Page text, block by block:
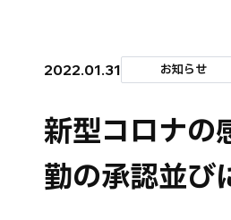
2022.01.31 お知らせ
新型コロナの
勤の承認並び